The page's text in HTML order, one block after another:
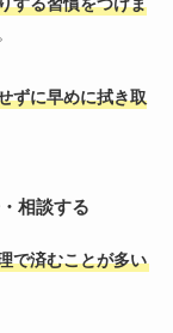
ずに早めに拭き取
相談する
で済むことが多い